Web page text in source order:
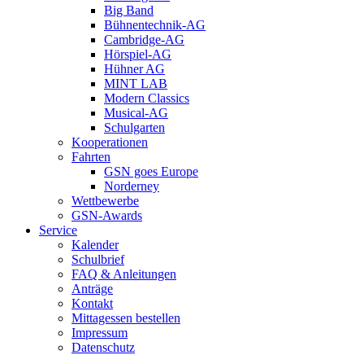
Big Band
Bühnentechnik-AG
Cambridge-AG
Hörspiel-AG
Hühner AG
MINT LAB
Modern Classics
Musical-AG
Schulgarten
Kooperationen
Fahrten
GSN goes Europe
Norderney
Wettbewerbe
GSN-Awards
Service
Kalender
Schulbrief
FAQ & Anleitungen
Anträge
Kontakt
Mittagessen bestellen
Impressum
Datenschutz